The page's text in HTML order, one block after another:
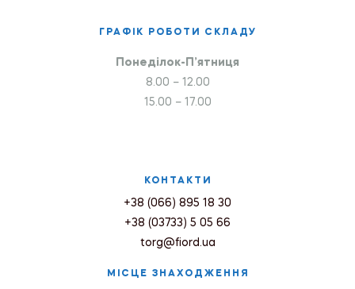
ГРАФІК РОБОТИ СКЛАДУ
Понеділок-П’ятниця
8.00 – 12.00
15.00 – 17.00
КОНТАКТИ
+38 (066) 895 18 30
+38 (03733) 5 05 66
torg@fiord.ua
МІСЦЕ ЗНАХОДЖЕННЯ